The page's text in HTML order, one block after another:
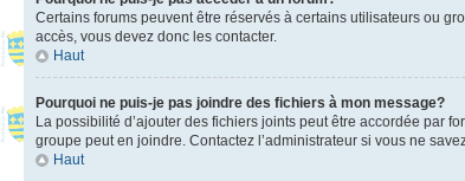
Certains forums peuvent être réservés à certains utilisateurs ou
accès, vous devez donc les contacter.
Haut
Pourquoi ne puis-je pas joindre des fichiers à mon message?
La possibilité d’ajouter des fichiers joints peut être accordée par
groupe peut en joindre. Contactez l’administrateur si vous ne
Haut